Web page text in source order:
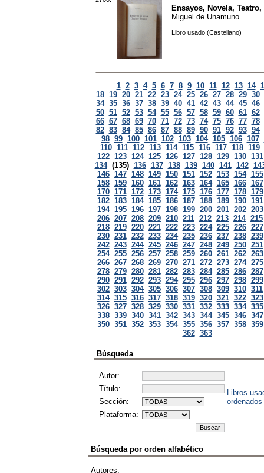
Ensayos, Novela,
Miguel de Unamuno
Libro usado (Castellano)
1 2 3 4 5 6 7 8 9 10 11 12 13 14
18 19 20 21 22 23 24 25 26 27 28 29 30
34 35 36 37 38 39 40 41 42 43 44 45 46
50 51 52 53 54 55 56 57 58 59 60 61 62
66 67 68 69 70 71 72 73 74 75 76 77 78
82 83 84 85 86 87 88 89 90 91 92 93 94
98 99 100 101 102 103 104 105 106 107
110 111 112 113 114 115 116 117 118 119
122 123 124 125 126 127 128 129 130 131
134 (135) 136 137 138 139 140 141 142
146 147 148 149 150 151 152 153 154 155
158 159 160 161 162 163 164 165 166 167
170 171 172 173 174 175 176 177 178 179
182 183 184 185 186 187 188 189 190 191
194 195 196 197 198 199 200 201 202 203
206 207 208 209 210 211 212 213 214 215
218 219 220 221 222 223 224 225 226 227
230 231 232 233 234 235 236 237 238 239
242 243 244 245 246 247 248 249 250 251
254 255 256 257 258 259 260 261 262 263
266 267 268 269 270 271 272 273 274 275
278 279 280 281 282 283 284 285 286 287
290 291 292 293 294 295 296 297 298 299
302 303 304 305 306 307 308 309 310 311
314 315 316 317 318 319 320 321 322 323
326 327 328 329 330 331 332 333 334 335
338 339 340 341 342 343 344 345 346 347
350 351 352 353 354 355 356 357 358 359
362 363
Búsqueda
Autor:
Título:
Sección:
Plataforma:
Libros
Búsqueda por orden alfabético
Autores: